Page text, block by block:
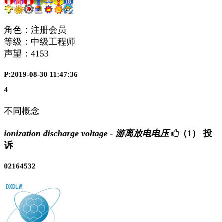
角色：注册会员
等级：中级工程师
声望： 4153
P:2019-08-30 11:47:36
4
不同概念
ionization discharge voltage - 游离放电电压 （1）
投
诉
02164532